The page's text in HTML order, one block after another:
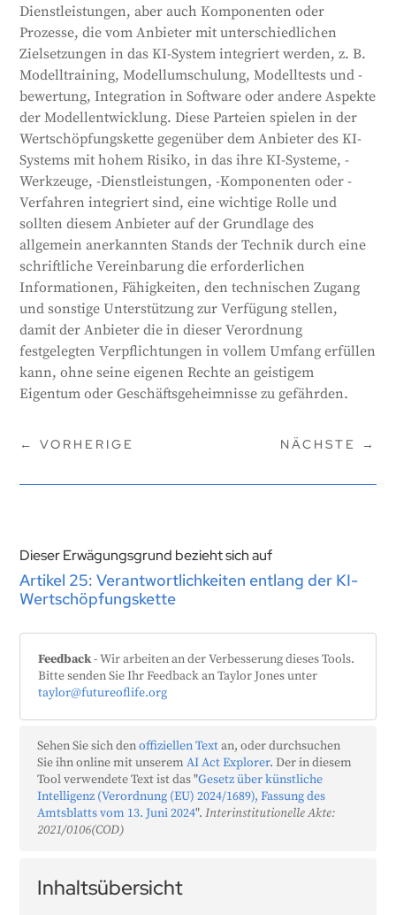
Inhaltsübersicht
Dienstleistungen, aber auch Komponenten oder
Prozesse, die vom Anbieter mit unterschiedlichen
Zielsetzungen in das KI-System integriert werden, z. B.
Modelltraining, Modellumschulung, Modelltests und -
bewertung, Integration in Software oder andere Aspekte
der Modellentwicklung. Diese Parteien spielen in der
Wertschöpfungskette gegenüber dem Anbieter des KI-
Systems mit hohem Risiko, in das ihre KI-Systeme, -
Werkzeuge, -Dienstleistungen, -Komponenten oder -
Verfahren integriert sind, eine wichtige Rolle und
sollten diesem Anbieter auf der Grundlage des
allgemein anerkannten Stands der Technik durch eine
schriftliche Vereinbarung die erforderlichen
Informationen, Fähigkeiten, den technischen Zugang
und sonstige Unterstützung zur Verfügung stellen,
damit der Anbieter die in dieser Verordnung
festgelegten Verpflichtungen in vollem Umfang erfüllen
kann, ohne seine eigenen Rechte an geistigem
Eigentum oder Geschäftsgeheimnisse zu gefährden.
←VORHERIGE NÄCHSTE →
Dieser Erwägungsgrund bezieht sich auf
Artikel 25: Verantwortlichkeiten entlang der KI-
Wertschöpfungskette
Feedback- Wir arbeiten an der Verbesserung dieses Tools.
Bitte senden Sie Ihr Feedback an Taylor Jones unter
taylor@futureoflife.org
Sehen Sie sich denoffiziellen Textan, oder durchsuchen
Sie ihn online mit unseremAI Act Explorer. Der in diesem
Tool verwendete Text ist das "Gesetz über künstliche
Intelligenz (Verordnung (EU) 2024/1689), Fassung des
Amtsblatts vom 13. Juni 2024".Interinstitutionelle Akte:
2021/0106(COD)